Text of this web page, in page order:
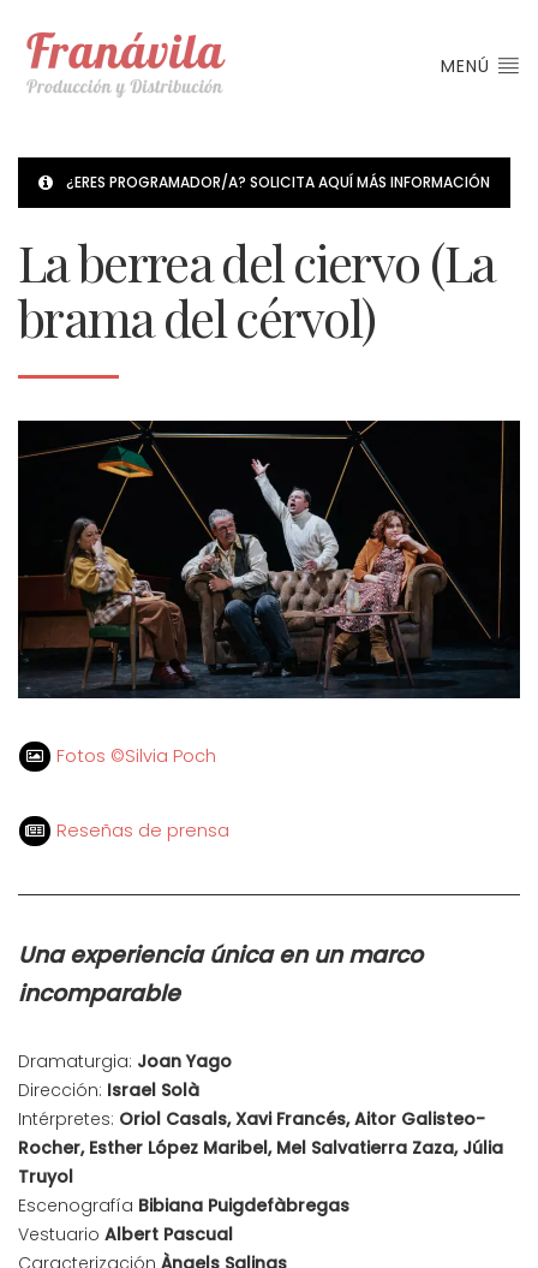
MENÚ
¿ERES PROGRAMADOR/A? SOLICITA AQUÍ MÁS INFORMACIÓN
La berrea del ciervo (La
brama del cérvol)
Fotos ©Silvia Poch
Reseñas de prensa
Una experiencia única en un marco
incomparable
Dramaturgia: Joan Yago
Dirección: Israel Solà
Intérpretes: Oriol Casals, Xavi Francés, Aitor Galisteo-
Rocher, Esther López Maribel, Mel Salvatierra Zaza, Júlia
Truyol
Escenografía Bibiana Puigdefàbregas
Vestuario Albert Pascual